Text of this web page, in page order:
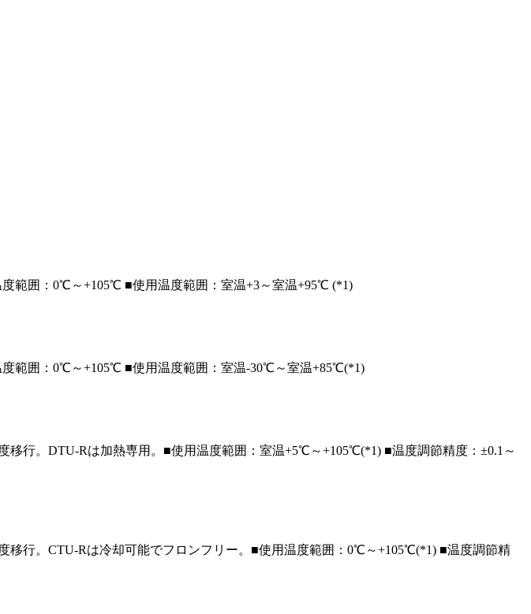
度範囲：0℃～+105℃ ■使用温度範囲：室温+3～室温+95℃ (*1)
度範囲：0℃～+105℃ ■使用温度範囲：室温-30℃～室温+85℃(*1)
行。DTU-Rは加熱専用。 ■使用温度範囲：室温+5℃～+105℃(*1) ■温度調節精度：±0.1～
行。CTU-Rは冷却可能でフロンフリー。 ■使用温度範囲：0℃～+105℃(*1) ■温度調節精